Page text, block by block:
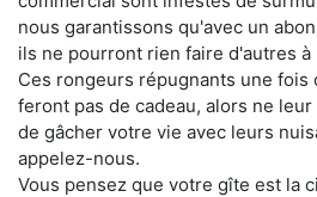
nous garantissons qu'avec un
ils ne pourront rien faire d'autres
Ces rongeurs répugnants une fois
feront pas de cadeau, alors ne
de gâcher votre vie avec leurs
appelez-nous.
Vous pensez que votre gîte est la